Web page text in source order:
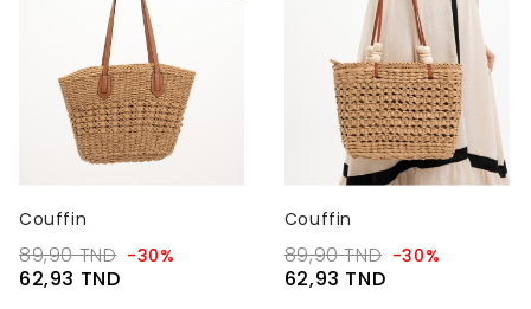
Couffin
89,90 TND -30%
62,93 TND
Couffin
89,90 TND -30%
62,93 TND